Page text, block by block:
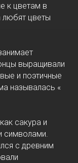
к цветам в
любят цветы
выращивали
и поэтичные
называлась «
сакура и
символами.
с древним